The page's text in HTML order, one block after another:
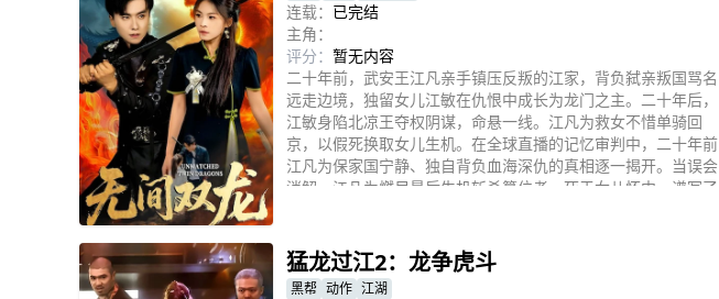
连载： 已完结
主角：
评分： 暂无内容
二十年前，武安王江凡亲手镇压反叛的江家，背负弑亲叛国骂名
远走边境，独留女儿江敏在仇恨中成长为龙门之主。二十年后，
江敏身陷北凉王夺权阴谋，命悬一线。江凡为救女不惜单骑回
京，以假死换取女儿生机。在全球直播的记忆审判中，二十年前
江凡为保家国宁静、独自背负血海深仇的真相逐一揭开。当误会
消解，江凡为燃尽最后生机斩杀篡位者，死于女儿怀中，谱写了
猛龙过江2：龙争虎斗
黑帮 动作 江湖